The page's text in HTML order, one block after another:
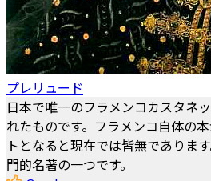
プレリュード
日本で唯一のフラメンコカスタネ
れたものです。フラメンコ自体の
トとなると現在では皆無でありま
門的名著の一つです。